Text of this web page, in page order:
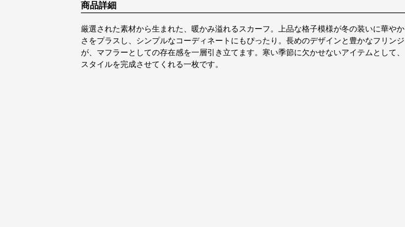
商品詳細
厳選された素材から生まれた、暖かみ溢れるスカーフ。上品な格子模様が冬の装いに華やか
さをプラスし、シンプルなコーディネートにもぴったり。長めのデザインと豊かなフリンジ
が、マフラーとしての存在感を一層引き立てます。寒い季節に欠かせないアイテムとして、
スタイルを完成させてくれる一枚です。